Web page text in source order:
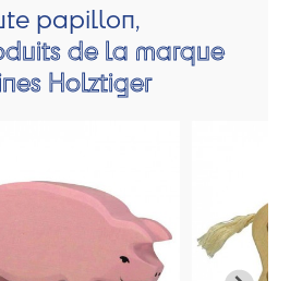
papillon,
de la marque
Holztiger